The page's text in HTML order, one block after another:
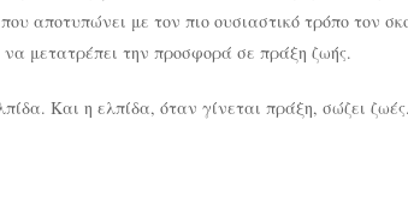
αποτυπώνει με τον πιο ουσιαστικό τρόπο τον
να μετατρέπει την προσφορά σε πράξη ζωής.
Και η ελπίδα, όταν γίνεται πράξη, σώζει ζωές.